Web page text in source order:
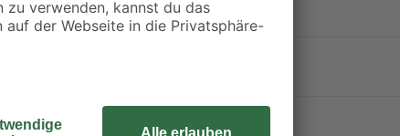
Einsatz, selbst im Außenbereich.